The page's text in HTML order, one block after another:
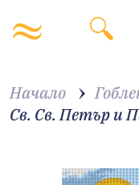
Начало
Св. Св. Петър и